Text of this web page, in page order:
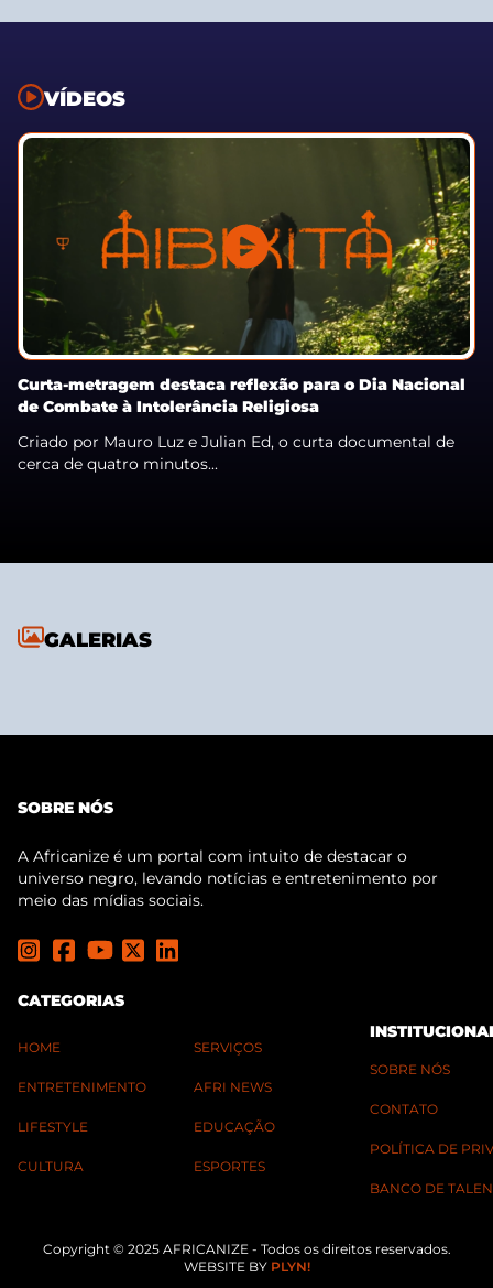
VÍDEOS
Curta-metragem destaca reflexão para o Dia Nacional
de Combate à Intolerância Religiosa
Criado por Mauro Luz e Julian Ed, o curta documental de
cerca de quatro minutos...
GALERIAS
SOBRE NÓS
A Africanize é um portal com intuito de destacar o
universo negro, levando notícias e entretenimento por
meio das mídias sociais.
CATEGORIAS
HOME
ENTRETENIMENTO
LIFESTYLE
CULTURA
SERVIÇOS
AFRI NEWS
EDUCAÇÃO
ESPORTES
SOBRE NÓS
CONTATO
POLÍTICA DE
BANCO DE
Copyright © 2025 AFRICANIZE - Todos os direitos reservados.
WEBSITE BY PLYN!